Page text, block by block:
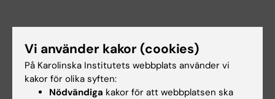
Vi använder kakor (cookies)
På Karolinska Institutets webbplats använder vi
kakor för olika syften:
Nödvändiga kakor för att webbplatsen ska